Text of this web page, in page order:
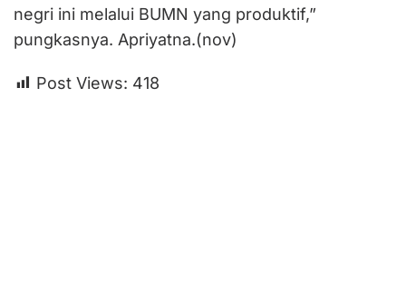
negri ini melalui BUMN yang produktif,”
pungkasnya. Apriyatna.(nov)
Post Views: 418